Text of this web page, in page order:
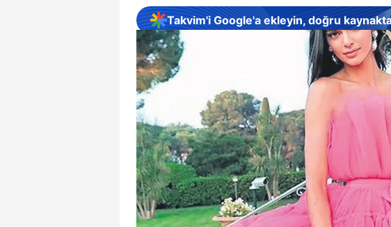
Takvim'i Google'a ekleyin, doğru